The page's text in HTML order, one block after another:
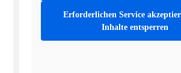
Erforderlichen Service
Inhalte entsperren